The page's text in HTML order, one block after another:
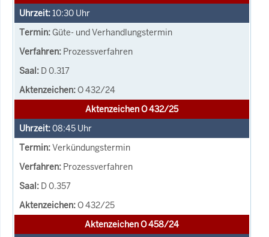
10:30 Uhr
Güte- und Verhandlungstermin
Prozessverfahren
D 0.317
O 432/24
Aktenzeichen O 432/25
08:45 Uhr
Verkündungstermin
Prozessverfahren
D 0.357
O 432/25
Aktenzeichen O 458/24